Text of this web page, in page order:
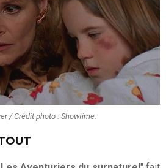
/ Crédit photo : Showtime.